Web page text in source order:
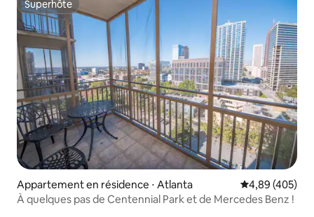
Superhôte
Superhôte
Appartement en résidence ⋅ Atlanta Évaluation
4,89 (405)
À quelques pas de Centennial Park et de Mercedes Benz !